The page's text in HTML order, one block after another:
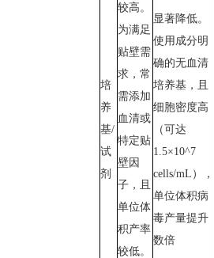
培
养
基/
试
剂
较高。
为满足
贴壁需
求，常
需添加
血清或
特定贴
壁因
子，且
单位体
积产率
较低。
显著降低。
使用成分明
确的无血清
培养基，且
细胞密度高
（可达
1.5×10^7
cells/mL），
单位体积病
毒产量提升
数倍